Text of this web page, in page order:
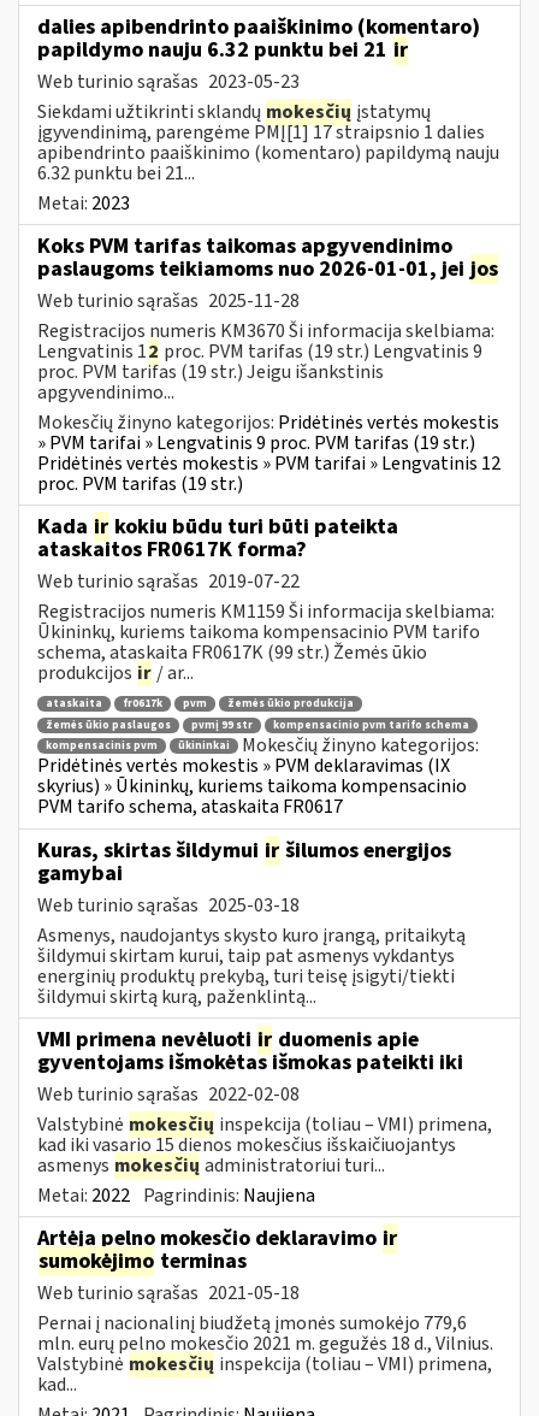
dalies apibendrinto paaiškinimo (komentaro)
papildymo nauju 6.32 punktu bei 21 ir
Web turinio sąrašas 2023-05-23
Siekdami užtikrinti sklandų mokesčių įstatymų
įgyvendinimą, parengėme PMĮ[1] 17 straipsnio 1 dalies
apibendrinto paaiškinimo (komentaro) papildymą nauju
6.32 punktu bei 21...
Metai: 2023
Koks PVM tarifas taikomas apgyvendinimo
paslaugoms teikiamoms nuo 2026-01-01, jei jos
Web turinio sąrašas 2025-11-28
Registracijos numeris KM3670 Ši informacija skelbiama:
Lengvatinis 12 proc. PVM tarifas (19 str.) Lengvatinis 9
proc. PVM tarifas (19 str.) Jeigu išankstinis
apgyvendinimo...
Mokesčių žinyno kategorijos: Pridėtinės vertės mokestis
» PVM tarifai » Lengvatinis 9 proc. PVM tarifas (19 str.)
Pridėtinės vertės mokestis » PVM tarifai » Lengvatinis 12
proc. PVM tarifas (19 str.)
Kada ir kokiu būdu turi būti pateikta
ataskaitos FR0617K forma?
Web turinio sąrašas 2019-07-22
Registracijos numeris KM1159 Ši informacija skelbiama:
Ūkininkų, kuriems taikoma kompensacinio PVM tarifo
schema, ataskaita FR0617K (99 str.) Žemės ūkio
produkcijos ir / ar...
ataskaita fr0617k pvm
žemės ūkio produkcija
žemės ūkio paslaugos
pvmį 99 str
kompensacinio pvm tarifo schema
kompensacinis pvm
ūkininkai
Mokesčių žinyno kategorijos:
Pridėtinės vertės mokestis » PVM deklaravimas (IX
skyrius) » Ūkininkų, kuriems taikoma kompensacinio
PVM tarifo schema, ataskaita FR0617
Kuras, skirtas šildymui ir šilumos energijos
gamybai
Web turinio sąrašas 2025-03-18
Asmenys, naudojantys skysto kuro įrangą, pritaikytą
šildymui skirtam kurui, taip pat asmenys vykdantys
energinių produktų prekybą, turi teisę įsigyti/tiekti
šildymui skirtą kurą, paženklintą...
VMI primena nevėluoti ir duomenis apie
gyventojams išmokėtas išmokas pateikti iki
Web turinio sąrašas 2022-02-08
Valstybinė mokesčių inspekcija (toliau – VMI) primena,
kad iki vasario 15 dienos mokesčius išskaičiuojantys
asmenys mokesčių administratoriui turi...
Metai: 2022 Pagrindinis: Naujiena
Artėja pelno mokesčio deklaravimo ir
sumokėjimo terminas
Web turinio sąrašas 2021-05-18
Pernai į nacionalinį biudžetą įmonės sumokėjo 779,6
mln. eurų pelno mokesčio 2021 m. gegužės 18 d., Vilnius.
Valstybinė mokesčių inspekcija (toliau – VMI) primena,
kad...